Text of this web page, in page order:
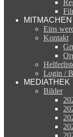
MITMACHEN
Eins
Kontakt
Login /
MEDIATHEK
Bilder